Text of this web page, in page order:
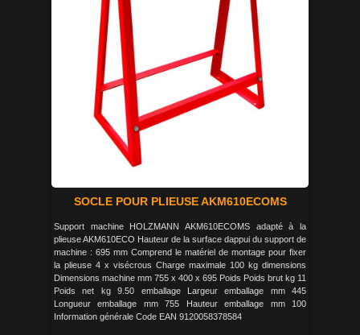
SOCLE POUR PLIEUSE AKM610ECOMS
Support machine HOLZMANN AKM610ECOMS adapté à la
plieuse AKM610ECO Hauteur de la surface dappui du support de
machine : 695 mm Comprend le matériel de montage pour fixer
la plieuse 4 x visécrous Charge maximale 100 kg dimensions
Dimensions machine mm 755 x 400 x 695 Poids Poids brut kg 11
Poids net kg 9.50 emballage Largeur emballage mm 445
Longueur emballage mm 755 Hauteur emballage mm 100
Information générale Code EAN 9120058378584